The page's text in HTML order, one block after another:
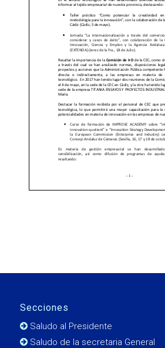
Secciones
Saludo al Presidente
Saludo de la secretaria General